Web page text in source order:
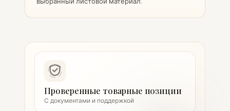
Проверенные товарные позиции
С документами и поддержкой